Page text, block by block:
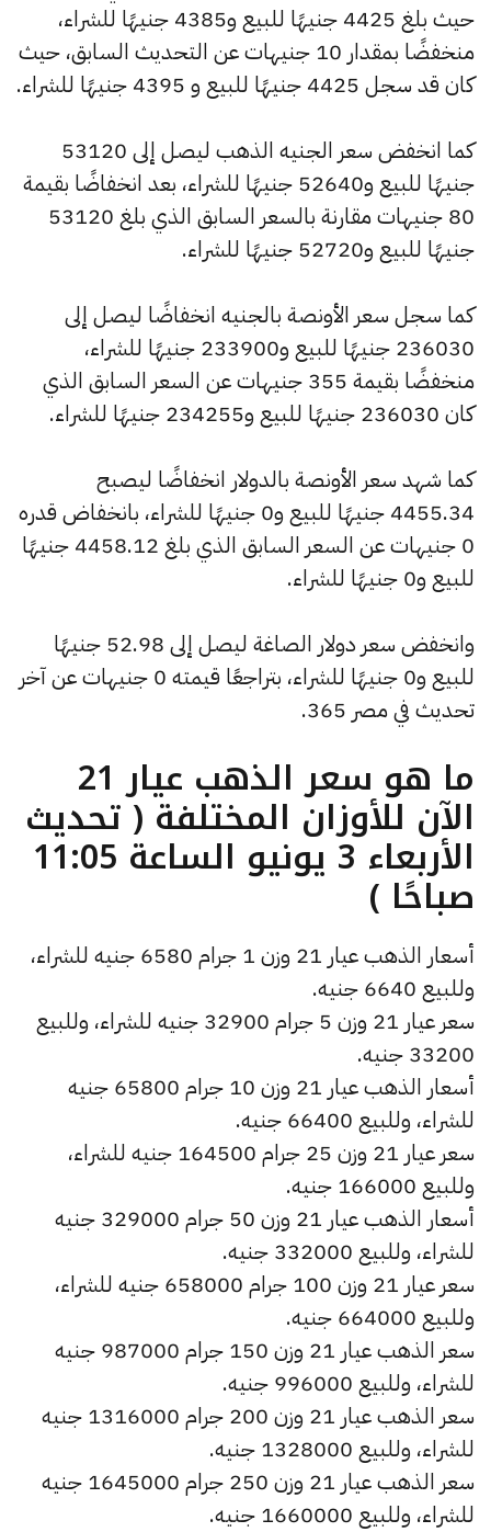
حيث بلغ 4425 جنيهًا للبيع و4385 جنيهًا للشراء،
منخفضًا بمقدار 10 جنيهات عن التحديث السابق، حيث
كان قد سجل 4425 جنيهًا للبيع و 4395 جنيهًا للشراء.
كما انخفض سعر الجنيه الذهب ليصل إلى 53120
جنيهًا للبيع و52640 جنيهًا للشراء، بعد انخفاضًا بقيمة
80 جنيهات مقارنة بالسعر السابق الذي بلغ 53120
جنيهًا للبيع و52720 جنيهًا للشراء.
كما سجل سعر الأونصة بالجنيه انخفاضًا ليصل إلى
236030 جنيهًا للبيع و233900 جنيهًا للشراء،
منخفضًا بقيمة 355 جنيهات عن السعر السابق الذي
كان 236030 جنيهًا للبيع و234255 جنيهًا للشراء.
كما شهد سعر الأونصة بالدولار انخفاضًا ليصبح
4455.34 جنيهًا للبيع و0 جنيهًا للشراء، بانخفاض قدره
0 جنيهات عن السعر السابق الذي بلغ 4458.12 جنيهًا
للبيع و0 جنيهًا للشراء.
وانخفض سعر دولار الصاغة ليصل إلى 52.98 جنيهًا
للبيع و0 جنيهًا للشراء، بتراجعًا قيمته 0 جنيهات عن آخر
تحديث في مصر 365.
ما هو سعر الذهب عيار 21
الآن للأوزان المختلفة ( تحديث
الأربعاء 3 يونيو الساعة 11:05
صباحًا )
أسعار الذهب عيار 21 وزن 1 جرام 6580 جنيه للشراء،
وللبيع 6640 جنيه.
سعر عيار 21 وزن 5 جرام 32900 جنيه للشراء، وللبيع
33200 جنيه.
أسعار الذهب عيار 21 وزن 10 جرام 65800 جنيه
للشراء، وللبيع 66400 جنيه.
سعر عيار 21 وزن 25 جرام 164500 جنيه للشراء،
وللبيع 166000 جنيه.
أسعار الذهب عيار 21 وزن 50 جرام 329000 جنيه
للشراء، وللبيع 332000 جنيه.
سعر عيار 21 وزن 100 جرام 658000 جنيه للشراء،
وللبيع 664000 جنيه.
سعر الذهب عيار 21 وزن 150 جرام 987000 جنيه
للشراء، وللبيع 996000 جنيه.
سعر الذهب عيار 21 وزن 200 جرام 1316000 جنيه
للشراء، وللبيع 1328000 جنيه.
سعر الذهب عيار 21 وزن 250 جرام 1645000 جنيه
للشراء، وللبيع 1660000 جنيه.